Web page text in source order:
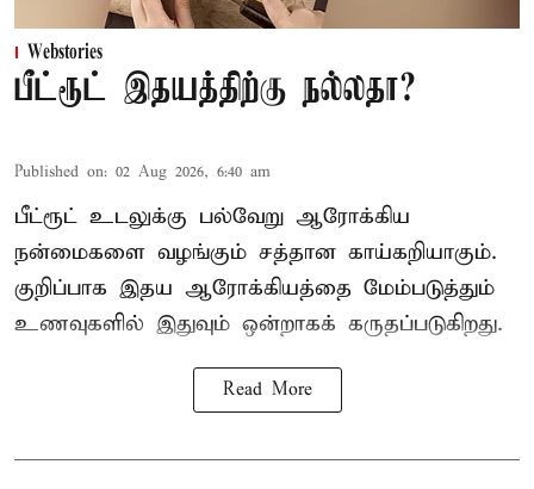
Webstories
பீட்ரூட் இதயத்திற்கு நல்லதா?
Published on: 02 Aug 2026, 6:40 am
பீட்ரூட் உடலுக்கு பல்வேறு ஆரோக்கிய
நன்மைகளை வழங்கும் சத்தான காய்கறியாகும்.
குறிப்பாக இதய ஆரோக்கியத்தை மேம்படுத்தும்
உணவுகளில் இதுவும் ஒன்றாகக் கருதப்படுகிறது.
Read More